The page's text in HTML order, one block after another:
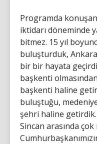
Programda konuşan
iktidarı döneminde
bitmez. 15 yıl
buluşturduk,
bir bir hayata
başkenti
başkenti haline
buluştuğu,
şehri haline
Sincan arasında